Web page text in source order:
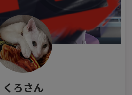
くろさん